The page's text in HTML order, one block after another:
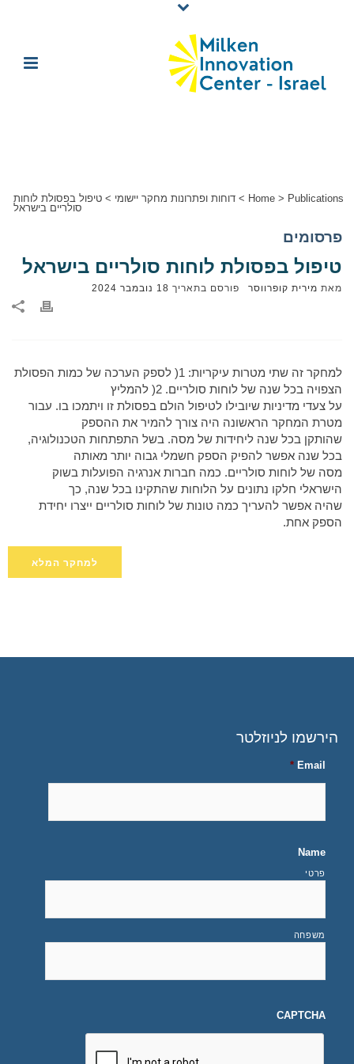
Home > Publications
> דוחות ופתרונות מחקר יישומי > טיפול בפסולת לוחות
סולריים בישראל
פרסומים
טיפול בפסולת לוחות סולריים בישראל
מאת מירית קופרווסר פורסם בתאריך 18 נובמבר 2024
למחקר זה שתי מטרות עיקריות: 1( לספק הערכה של כמות הפסולת
הצפויה בכל שנה של לוחות סולריים. 2( להמליץ
על צעדי מדיניות שיובילו לטיפול הולם בפסולת זו ויתמכו בו. עבור
מטרת המחקר הראשונה היה צורך להמיר את ההספק
שהותקן בכל שנה ליחידות של מסה. בשל התפתחות הטכנולוגיה,
בכל שנה אפשר להפיק הספק חשמלי גבוה יותר מאותה
מסה של לוחות סולריים. כמה חברות אנרגיה הפועלות בשוק
הישראלי חלקו נתונים על הלוחות שהתקינו בכל שנה, כך
שהיה אפשר להעריך כמה טונות של לוחות סולריים ייצרו יחידת
הספק אחת.
למחקר המלא
הירשמו לניוזלטר
Email
*
Name
פרטי
משפחה
CAPTCHA